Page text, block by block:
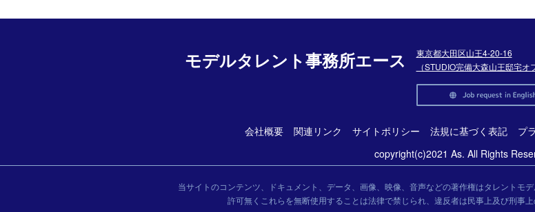
モデルタレント事務所エース
東京都大田区山王4-20-16
（STUDIO完備大森山王邸宅オ
会社概要 関連リンク サイトポリシー 法規に基づく表記 プ
copyright(c)2021 As. All Rights
当サイトのコンテンツ、ドキュメント、データ、画像、映像、音声などの著作権はタレントモ
許可無くこれらを無断使用することは法律で禁じられ、違反者は民事上及び刑事